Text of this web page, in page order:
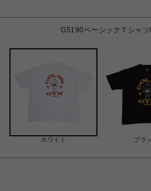
G5190ベーシックＴシャ
ホワイト ブラ